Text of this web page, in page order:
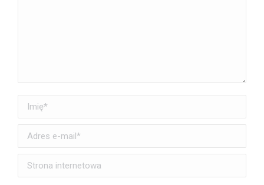
Imię *
Adres e-mail *
Strona internetowa